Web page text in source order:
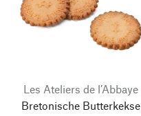
Les Ateliers de l’Abbaye
Bretonische Butterkekse